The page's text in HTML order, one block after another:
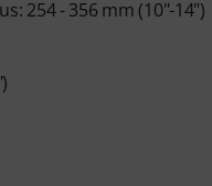
254 - 356 mm (10"-14")